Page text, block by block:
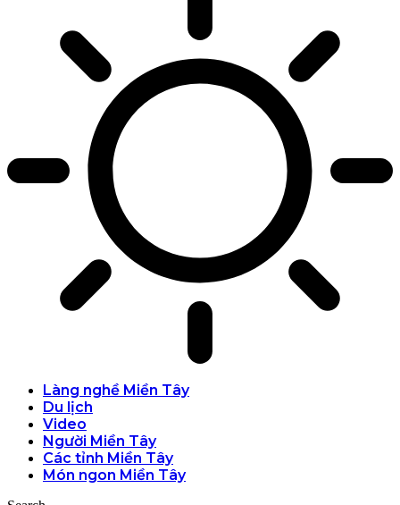
Làng nghề Miền Tây
Du lịch
Video
Người Miền Tây
Các tỉnh Miền Tây
Món ngon Miền Tây